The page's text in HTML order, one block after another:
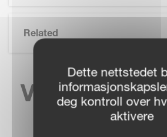
Related
VELG DITT
Dette nettstedet
deg kontroll over
aktivere